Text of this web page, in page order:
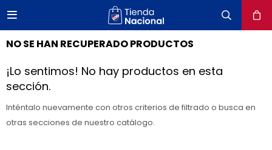

NO SE HAN RECUPERADO PRODUCTOS
¡Lo sentimos! No hay productos en esta
sección.
Inténtalo nuevamente con otros criterios de filtrado o busca en
otras secciones de nuestro catálogo.
close